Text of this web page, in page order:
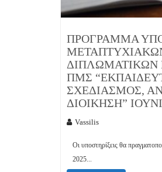
ΠΡΌΓΡΑΜΜΑ
ΔΙΠΛΩΜΑΤΙΚΏΝ
ΠΜΣ
ΣΧΕΔΙΑΣΜΌΣ,
ΔΙΟΊΚΗΣΗ”
Vassilis
Οι υποστηρίξεις θα
2025...